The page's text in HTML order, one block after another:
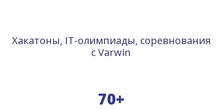
Хакатоны, IT-олимпиады, соревнования
с Varwin
70+